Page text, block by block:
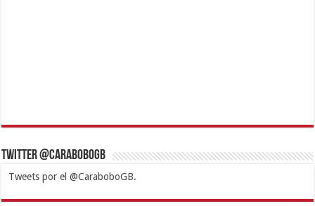
Twitter @CaraboboGB
Tweets por el @CaraboboGB.
1xbetBetturkeyBetistKralbetSupertotobetTipobetMatadorbetMariobet
https://mvbcasino.com/